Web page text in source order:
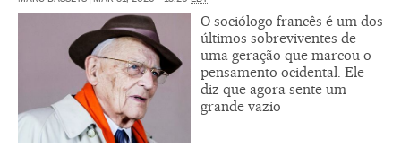
O sociólogo francês é um dos
últimos sobreviventes de
uma geração que marcou o
pensamento ocidental. Ele
diz que agora sente um
grande vazio